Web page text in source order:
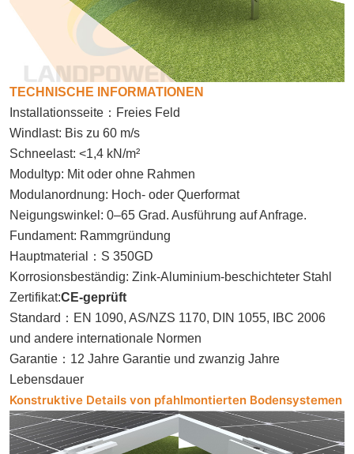
TECHNISCHE INFORMATIONEN
Installationsseite ： Freies Feld
Windlast: Bis zu 60 m/s
Schneelast: <1,4 kN/m²
Modultyp: Mit oder ohne Rahmen
Modulanordnung: Hoch- oder Querformat
Neigungswinkel: 0–65 Grad. Ausführung auf Anfrage.
Fundament: Rammgründung
Hauptmaterial
： S 350GD
Korrosionsbeständig: Zink-Aluminium-beschichteter Stahl
Zertifikat:CE-geprüft
Standard ： EN 1090, AS/NZS 1170, DIN 1055, IBC 2006
und andere internationale Normen
Garantie ： 12 Jahre Garantie und zwanzig Jahre
Lebensdauer
Konstruktive Details von pfahlmontierten Bodensystemen